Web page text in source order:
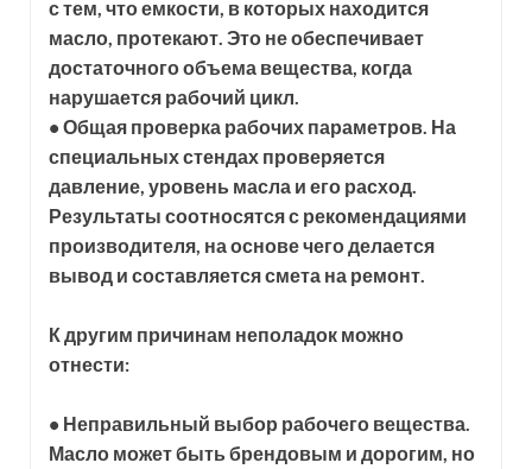
с тем, что емкости, в которых находится
масло, протекают. Это не обеспечивает
достаточного объема вещества, когда
нарушается рабочий цикл.
• Общая проверка рабочих параметров. На
специальных стендах проверяется
давление, уровень масла и его расход.
Результаты соотносятся с рекомендациями
производителя, на основе чего делается
вывод и составляется смета на ремонт.
К другим причинам неполадок можно
отнести:
• Неправильный выбор рабочего вещества.
Масло может быть брендовым и дорогим, но